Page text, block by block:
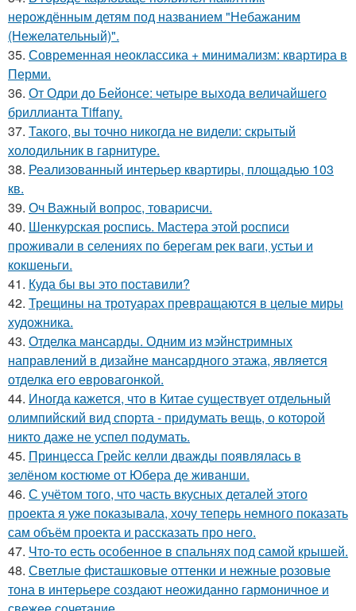
нерождённым детям под названием "Небажаним
(Нежелательный)".
35. Современная неоклассика + минимализм: квартира в
Перми.
36. От Одри до Бейонсе: четыре выхода величайшего
бриллианта Tiffany.
37. Такого, вы точно никогда не видели: скрытый
холодильник в гарнитуре.
38. Реализованный интерьер квартиры, площадью 103
кв.
39. Оч Важный вопрос, товарисчи.
40. Шенкурская роспись. Мастера этой росписи
проживали в селениях по берегам рек ваги, устьи и
кокшеньги.
41. Куда бы вы это поставили?
42. Трещины на тротуарах превращаются в целые миры
художника.
43. Отделка мансарды. Одним из мэйнстримных
направлений в дизайне мансардного этажа, является
отделка его евровагонкой.
44. Иногда кажется, что в Китае существует отдельный
олимпийский вид спорта - придумать вещь, о которой
никто даже не успел подумать.
45. Принцесса Грейс келли дважды появлялась в
зелёном костюме от Юбера де живанши.
46. С учётом того, что часть вкусных деталей этого
проекта я уже показывала, хочу теперь немного показать
сам объём проекта и рассказать про него.
47. Что-то есть особенное в спальнях под самой крышей.
48. Светлые фисташковые оттенки и нежные розовые
тона в интерьере создают неожиданно гармоничное и